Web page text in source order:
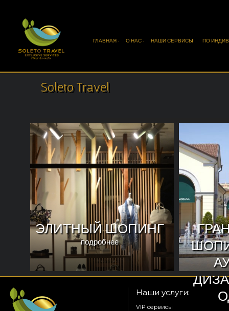
ГЛАВНАЯ · О НАС · НАШИ СЕРВИСЫ · ПО
Soleto Travel
ЭЛИТНЫЙ ШОПИНГ
подробнее
Наши услуги:
VIP сервисы